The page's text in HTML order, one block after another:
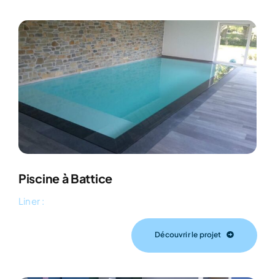
Piscine à Battice
Liner :
Découvrir le projet